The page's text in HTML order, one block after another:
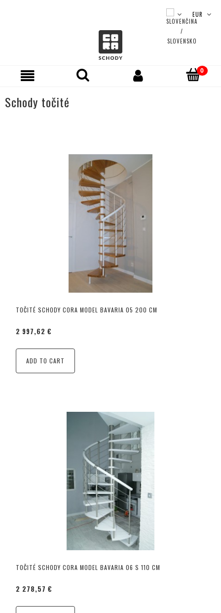
Schody točité
TOČITÉ SCHODY CORA MODEL BAVARIA 05 200 CM
2 997,62 €
ADD TO CART
TOČITÉ SCHODY CORA MODEL BAVARIA 06 S 110 CM
2 278,57 €